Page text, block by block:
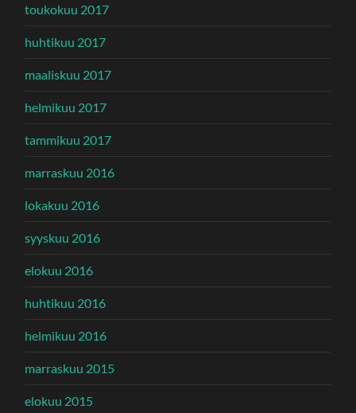
toukokuu 2017
huhtikuu 2017
maaliskuu 2017
helmikuu 2017
tammikuu 2017
marraskuu 2016
lokakuu 2016
syyskuu 2016
elokuu 2016
huhtikuu 2016
helmikuu 2016
marraskuu 2015
elokuu 2015